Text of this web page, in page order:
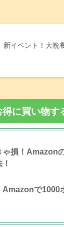
新イベント！大晩
に買い物す
ゃ損！Amazon
Amazonで1000